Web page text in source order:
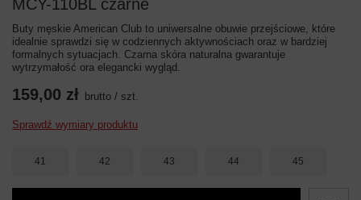
MCY-110BL czarne
Buty męskie American Club to uniwersalne obuwie przejściowe, które
idealnie sprawdzi się w codziennych aktywnościach oraz w bardziej
formalnych sytuacjach. Czarna skóra naturalna gwarantuje
wytrzymałość ora elegancki wygląd.
159,00 zł brutto / szt.
Sprawdź wymiary produktu
41 42 43 44 45